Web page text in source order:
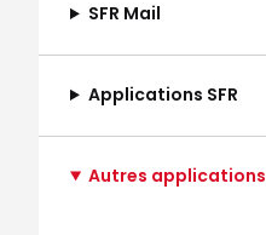
SFR Mail
Applications SFR
Autres applications